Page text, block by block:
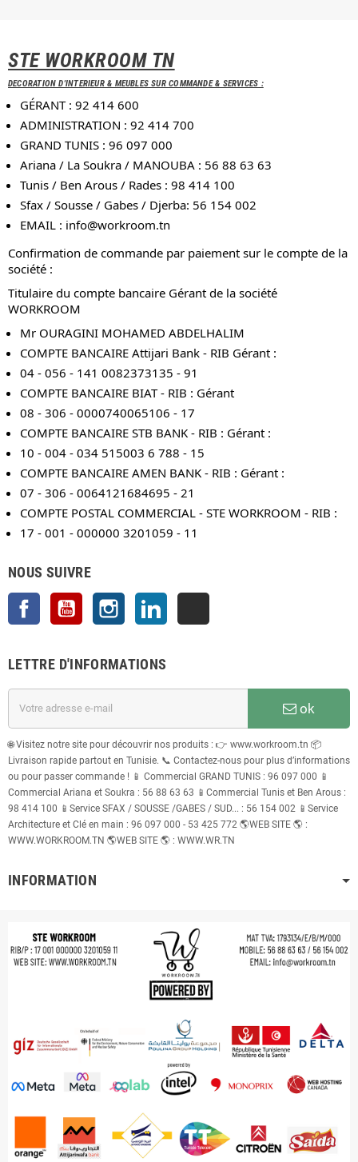
STE WORKROOM TN
DECORATION D'INTERIEUR & MEUBLES SUR COMMANDE & SERVICES :
GÉRANT : 92 414 600
ADMINISTRATION : 92 414 700
GRAND TUNIS : 96 097 000
Ariana / La Soukra / MANOUBA : 56 88 63 63
Tunis / Ben Arous / Rades : 98 414 100
Sfax / Sousse / Gabes / Djerba: 56 154 002
EMAIL : info@workroom.tn
Confirmation de commande par paiement sur le compte de la
société :
Titulaire du compte bancaire Gérant de la société
WORKROOM
Mr OURAGINI MOHAMED ABDELHALIM
COMPTE BANCAIRE Attijari Bank - RIB Gérant :
04 - 056 - 141 0082373135 - 91
COMPTE BANCAIRE BIAT - RIB : Gérant
08 - 306 - 0000740065106 - 17
COMPTE BANCAIRE STB BANK - RIB : Gérant :
10 - 004 - 034 515003 6 788 - 15
COMPTE BANCAIRE AMEN BANK - RIB : Gérant :
07 - 306 - 0064121684695 - 21
COMPTE POSTAL COMMERCIAL - STE WORKROOM - RIB :
17 - 001 - 000000 3201059 - 11
NOUS SUIVRE
Facebook YouTube Instagram
LETTRE D'INFORMATIONS
ok
🌐 Visitez notre site pour découvrir nos produits : 👉 www.workroom.tn 📦
Livraison rapide partout en Tunisie. 📞 Contactez-nous pour plus d’informations
ou pour passer commande ! 📱 Commercial GRAND TUNIS : 96 097 000 📱
Commercial Ariana et Soukra : 56 88 63 63 📱Commercial Tunis et Ben Arous :
98 414 100 📱Service SFAX / SOUSSE /GABES / SUD... : 56 154 002 📱Service
Architecture et Clé en main : 96 097 000 - 53 425 772 🌎WEB SITE 🌎 :
WWW.WORKROOM.TN 🌎WEB SITE 🌎 : WWW.WR.TN
INFORMATION